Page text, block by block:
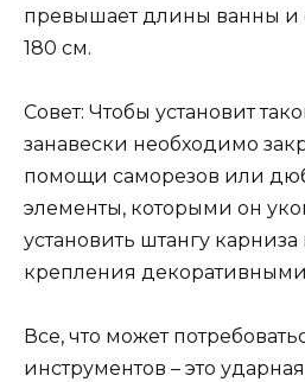
превышает длины ванны и
180 см.
Совет: Чтобы установит
занавески необходимо
помощи саморезов или
элементы, которыми он
установить штангу карниза
крепления
Все, что может
инструментов – это